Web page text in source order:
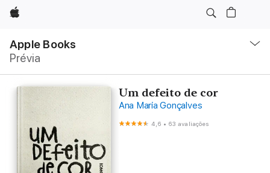
Apple
Apple Books
Prévia
Nav
Abrir
menu
Um defeito de cor
Ana Maria Gonçalves
4,6 • 63 avaliações